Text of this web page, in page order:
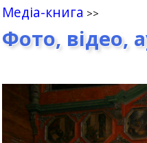
Медіа-книга
Фото, відео,